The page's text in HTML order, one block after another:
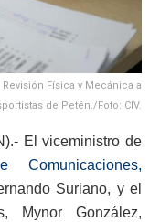
Física y Mecánica a
de Petén./Foto: CIV.
El viceministro de
Comunicaciones,
Suriano, y el
Mynor González,